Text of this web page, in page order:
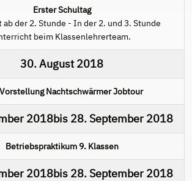
Erster Schultag
ab der 2. Stunde - In der 2. und 3. Stunde
beim Klassenlehrerteam.
30. August 2018
Nachtschwärmer Jobtour
2018bis 28. September 2018
Betriebspraktikum 9. Klassen
2018bis 28. September 2018